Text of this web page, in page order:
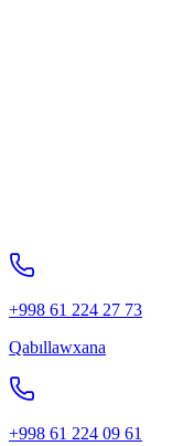
+998 61 224 27 73
Qabıllawxana
+998 61 224 09 61